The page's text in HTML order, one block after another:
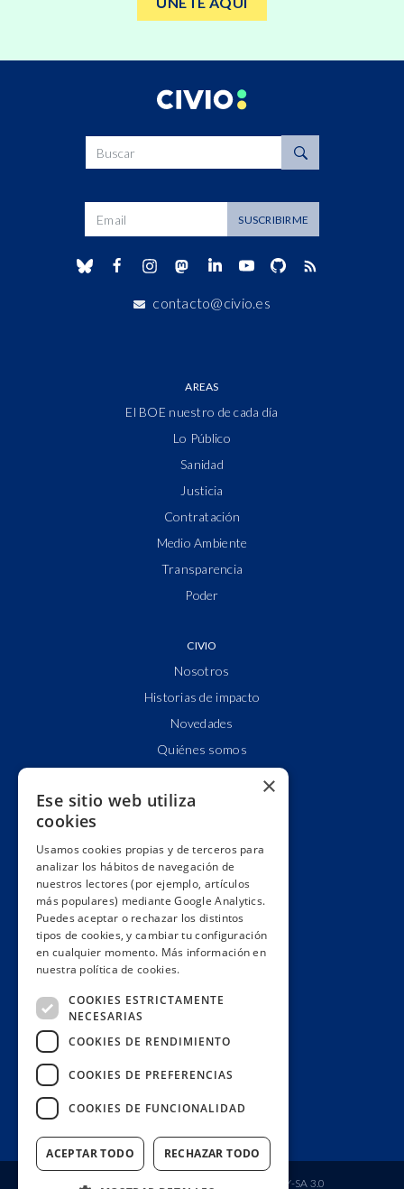
SUSCRIBIRME
contacto@civio.es
AREAS
El BOE nuestro de cada día
Lo Público
Sanidad
Justicia
Contratación
Medio Ambiente
Transparencia
Poder
CIVIO
Nosotros
Historias de impacto
Novedades
Quiénes somos
Alianzas y redes
Impacto
Premios
Formación
Código ético
Re-publica
Muro de donantes
Únete aquí
Fundación Ciudadana Civio CC BY-SA 3.0
×
Ese sitio web utiliza
cookies
Usamos cookies propias y de terceros para
analizar los hábitos de navegación de
nuestros lectores (por ejemplo, artículos
más populares) mediante Google Analytics.
Puedes aceptar o rechazar los distintos
tipos de cookies, y cambiar tu configuración
en cualquier momento. Más información en
nuestra política de cookies.
COOKIES ESTRICTAMENTE
NECESARIAS
COOKIES DE RENDIMIENTO
COOKIES DE PREFERENCIAS
COOKIES DE FUNCIONALIDAD
ACEPTAR TODO RECHAZAR TODO